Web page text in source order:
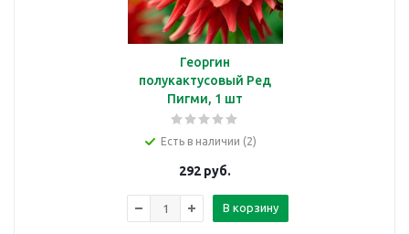
Георгин
полукактусовый Ред
Пигми, 1 шт
Есть в наличии (2)
292 руб.
В корзину